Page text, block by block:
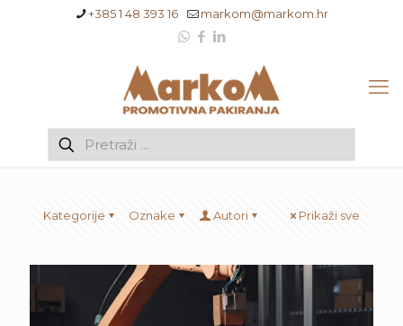
+385 1 48 393 16 markom@markom.hr
Kategorije Oznake Autori Prikaži sve